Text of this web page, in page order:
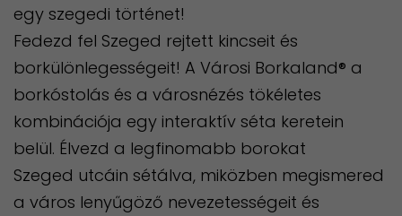
egy szegedi történet!
​Fedezd fel Szeged rejtett kincseit és
borkülönlegességeit! A Városi Borkaland® a
borkóstolás és a városnézés tökéletes
kombinációja egy interaktív séta keretein
belül. Élvezd a legfinomabb borokat
Szeged utcáin sétálva, miközben megismered
a város lenyűgöző nevezetességeit és